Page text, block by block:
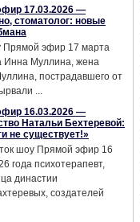
17.03.2026 —
стоматолог: новые
Прямой эфир 17 марта
Инна Муллина, жена
пострадавшего от
...
16.03.2026 —
Натальи Бехтеревой:
не существует!»
шоу Прямой эфир 16
года психотерапевт,
династии
создателей